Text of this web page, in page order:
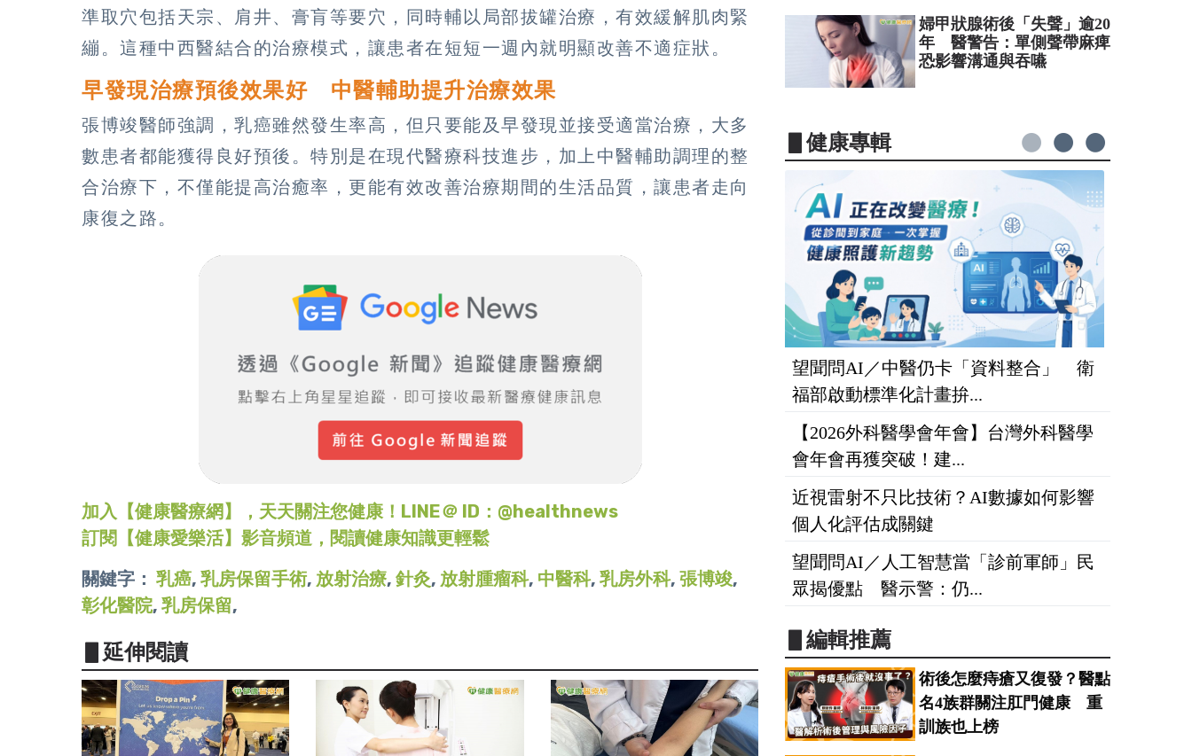
準取穴包括天宗、肩井、膏肓等要穴，同時輔以局部拔罐治療，有效緩解肌肉緊
繃。這種中西醫結合的治療模式，讓患者在短短一週內就明顯改善不適症狀。
早發現治療預後效果好 中醫輔助提升治療效果
張博竣醫師強調，乳癌雖然發生率高，但只要能及早發現並接受適當治療，大多
數患者都能獲得良好預後。特別是在現代醫療科技進步，加上中醫輔助調理的整
合治療下，不僅能提高治癒率，更能有效改善治療期間的生活品質，讓患者走向
康復之路。
加入【健康醫療網】，天天關注您健康！LINE＠ ID：@healthnews
訂閱【健康愛樂活】影音頻道，閱讀健康知識更輕鬆
關鍵字： 乳癌, 乳房保留手術, 放射治療, 針灸, 放射腫瘤科, 中醫科, 乳房外科, 張博竣,
彰化醫院, 乳房保留,
▋延伸閱讀
婦甲狀腺術後「失聲」逾20
年 醫警告：單側聲帶麻痺
恐影響溝通與吞嚥
▋健康專輯
望聞問AI／中醫仍卡「資料整合」 衛
福部啟動標準化計畫拚...
【2026外科醫學會年會】台灣外科醫學
會年會再獲突破！建...
近視雷射不只比技術？AI數據如何影響
個人化評估成關鍵
望聞問AI／人工智慧當「診前軍師」民
眾揭優點 醫示警：仍...
▋編輯推薦
術後怎麼痔瘡又復發？醫點
名4族群關注肛門健康 重
訓族也上榜